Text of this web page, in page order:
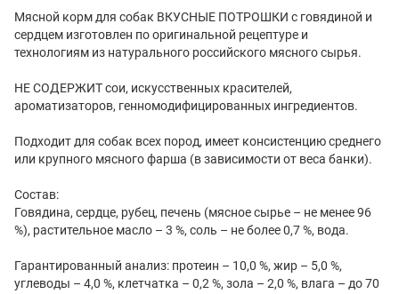
Мясной корм для собак ВКУСНЫЕ ПОТРОШКИ с говядиной и
сердцем изготовлен по оригинальной рецептуре и
технологиям из натурального российского мясного сырья.
НЕ СОДЕРЖИТ сои, искусственных красителей,
ароматизаторов, генномодифицированных ингредиентов.
Подходит для собак всех пород, имеет консистенцию среднего
или крупного мясного фарша (в зависимости от веса банки).
Состав:
Говядина, сердце, рубец, печень (мясное сырье – не менее 96
%), растительное масло – 3 %, соль – не более 0,7 %, вода.
Гарантированный анализ: протеин – 10,0 %, жир – 5,0 %,
углеводы – 4,0 %, клетчатка – 0,2 %, зола – 2,0 %, влага – до 70